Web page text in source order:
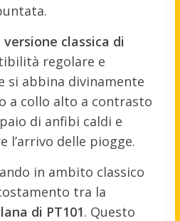
versione classica di
regolare e
si abbina divinamente
a collo alto a contrasto
di anfibi caldi e
l’arrivo delle piogge.
in ambito classico
tra la
di PT101. Questo